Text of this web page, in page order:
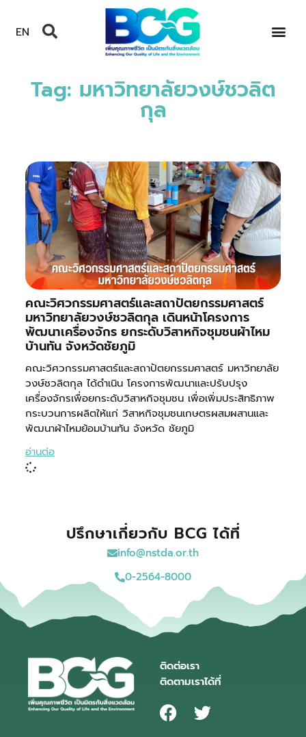
EN
Tag: มหาวิทยาลัยวงษ์ชวลิต
กุล
คณะวิศวกรรมศาสตร์และสถาปัตยกรรมศาสตร์
มหาวิทยาลัยวงษ์ชวลิตกุล เดินหน้าโครงการ
พัฒนาเครื่องจักร ยกระดับวิสาหกิจชุมชนผ้าไหม
บ้านทัน จังหวัดชัยภูมิ
คณะวิศวกรรมศาสตร์และสถาปัตยกรรมศาสตร์ มหาวิทยาลัย
วงษ์ชวลิตกุล ได้ดำเนิน โครงการพัฒนาและปรับปรุง
เครื่องจักรเพื่อยกระดับวิสาหกิจชุมชน เพื่อเพิ่มประสิทธิภาพ
กระบวนการผลิตให้แก่ วิสาหกิจชุมชนเกษตรผสมผสานและ
พัฒนาผ้าไหมย้อมบ้านทัน จังหวัด ชัยภูมิ
อ่านต่อ
ปรึกษาเกี่ยวกับ BCG ได้ที่
info@nstda.or.th
0-2564-8000
ติดต่อเรา
ติดตามเราได้ที่